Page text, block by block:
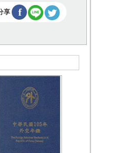
享 f